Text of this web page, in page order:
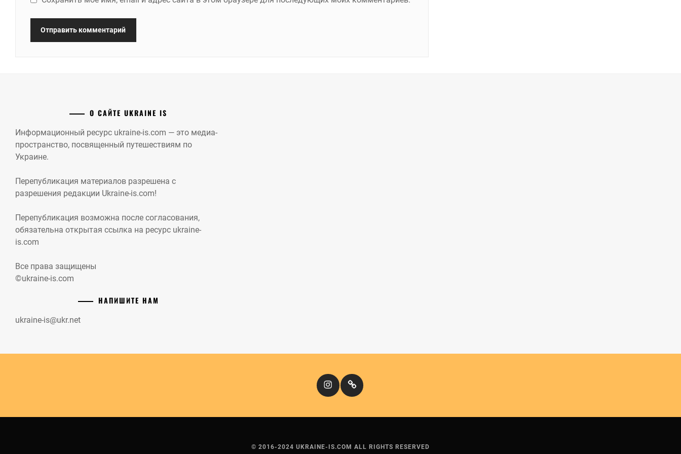
О САЙТЕ UKRAINE IS
Информационный ресурс ukraine-is.com — это медиа-
пространство, посвященный путешествиям по
Украине.
Перепубликация материалов разрешена с
разрешения редакции Ukraine-is.com!
Перепубликация возможна после согласования,
обязательна открытая ссылка на ресурс ukraine-
is.com
Все права защищены
©ukraine-is.com
НАПИШИТЕ НАМ
ukraine-is@ukr.net
InstagramКіномандри
© 2016-2024 UKRAINE-IS.COM ALL RIGHTS RESERVED